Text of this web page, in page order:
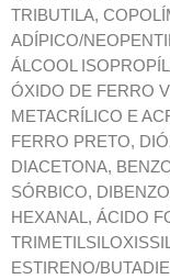
TRIBUTILA,
ADÍPICO/
ÁLCOOL
ÓXIDO DE FERRO
METACRÍLICO E
FERRO PRETO,
DIACETONA,
SÓRBICO,
HEXANAL, ÁCIDO
ESTIRENO/